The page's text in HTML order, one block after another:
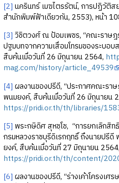
[2] นครินทร์ เมฆไตรรัตน์, การปฏิวัติส
สำนักพิมพ์ฟ้าเดียวกัน, 2553), หน้า
[3] วิชิตวงศ์ ณ ป้อมเพชร, “คณะราษฎ
ปฐมบทจากความเสื่อมโทรมของระบอ
สืบค้นเมื่อวันที่ 26 มิถุนายน 2564,
mag.com/history/article_49539
[4] ผลงานของปรีดี, “ประกาศคณะรา
พนมยงค์, สืบค้นเมื่อวันที่ 26 มิถุนายน
https://pridi.or.th/th/libraries/
[5] พระกษิดิศ สุหชฺโช, “การยกเลิกสิ
กรมหลวงราชบุรีดิเรกฤทธิ์ ถึงนายปรี
ยงค์, สืบค้นเมื่อวันที่ 27 มิถุนายน 2564,
https://pridi.or.th/th/content/
[6] ผลงานของปรีดี, “ร่างเค้าโครงเศ